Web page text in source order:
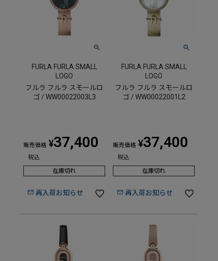
FURLA FURLA SMALL
LOGO
フルラ フルラ スモールロ
ゴ / WW00022003L3
販売価格 ¥37,400
税込
在庫切れ
再入荷お知らせ
FURLA FURLA SMALL
LOGO
フルラ フルラ スモールロ
ゴ / WW00022001L2
販売価格 ¥37,400
税込
在庫切れ
再入荷お知らせ